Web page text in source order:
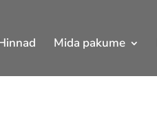
Mida pakume